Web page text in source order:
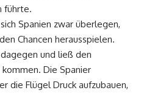
führte.
Spanien zwar überlegen,
Chancen herausspielen.
und ließ den
Die Spanier
die Flügel Druck aufzubauen,